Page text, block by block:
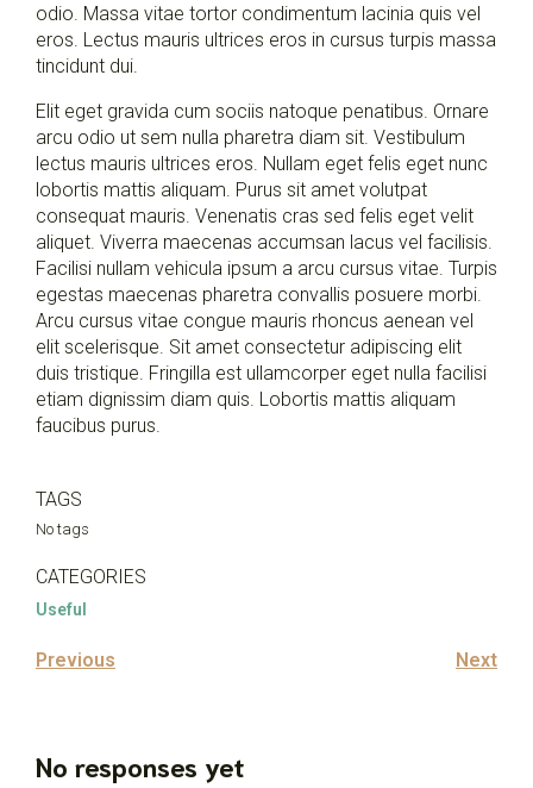
odio. Massa vitae tortor condimentum lacinia quis vel
eros. Lectus mauris ultrices eros in cursus turpis massa
tincidunt dui.
Elit eget gravida cum sociis natoque penatibus. Ornare
arcu odio ut sem nulla pharetra diam sit. Vestibulum
lectus mauris ultrices eros. Nullam eget felis eget nunc
lobortis mattis aliquam. Purus sit amet volutpat
consequat mauris. Venenatis cras sed felis eget velit
aliquet. Viverra maecenas accumsan lacus vel facilisis.
Facilisi nullam vehicula ipsum a arcu cursus vitae. Turpis
egestas maecenas pharetra convallis posuere morbi.
Arcu cursus vitae congue mauris rhoncus aenean vel
elit scelerisque. Sit amet consectetur adipiscing elit
duis tristique. Fringilla est ullamcorper eget nulla facilisi
etiam dignissim diam quis. Lobortis mattis aliquam
faucibus purus.
TAGS
No tags
CATEGORIES
Useful
Previous Next
No responses yet